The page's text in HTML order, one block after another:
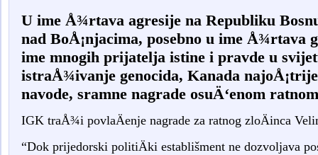
U ime Å¾rtava agresije na Republiku
nad BoÅ¡njacima, posebno u ime Å¾rtava
ime mnogih prijatelja istine i pravde u
istraÅ¾ivanje genocida, Kanada
navode, sramne nagrade osuÄ‘enom
IGK traÅ¾i povlaÄenje nagrade za ratnog zloÄinca
“Dok prijedorski politiÄki establišment ne dozvoljava